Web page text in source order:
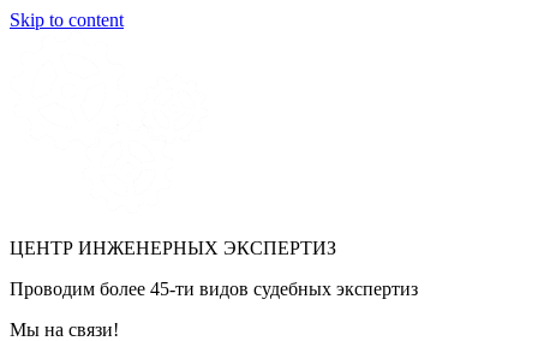
Skip to content
ЦЕНТР ИНЖЕНЕРНЫХ ЭКСПЕРТИЗ
Проводим более 45-ти видов судебных экспертиз
Мы на связи!